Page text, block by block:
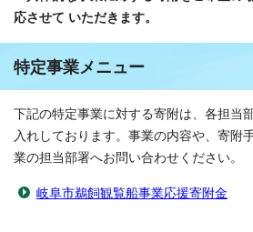
応させて いただきます。
特定事業メニュー
下記の特定事業に対する寄附は、各担当
入れしております。事業の内容や、寄附
業の担当部署へお問い合わせください。
岐阜市鵜飼観覧船事業応援寄附金